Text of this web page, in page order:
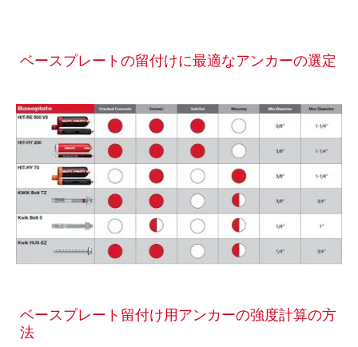
ベースプレートの留付けに最適なアンカーの選定
ベースプレート留付け用アンカーの強度計算の方
法